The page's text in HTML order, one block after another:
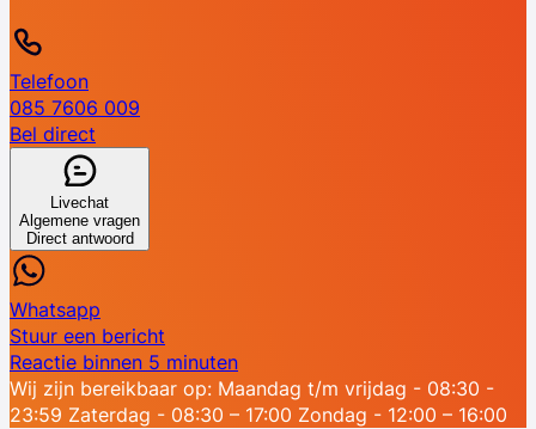
Telefoon
085 7606 009
Bel direct
Livechat
Algemene vragen
Direct antwoord
Whatsapp
Stuur een bericht
Reactie binnen 5 minuten
Wij zijn bereikbaar op: Maandag t/m vrijdag - 08:30 -
23:59 Zaterdag - 08:30 – 17:00 Zondag - 12:00 – 16:00